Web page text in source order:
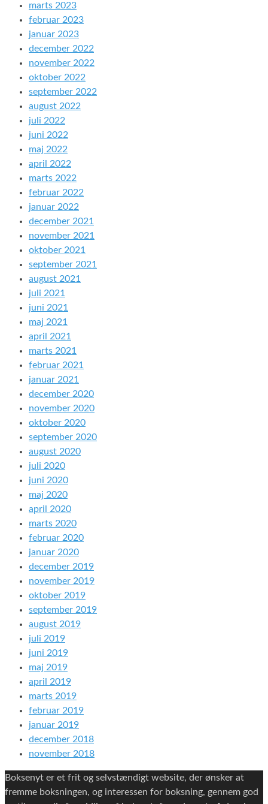
marts 2023
februar 2023
januar 2023
december 2022
november 2022
oktober 2022
september 2022
august 2022
juli 2022
juni 2022
maj 2022
april 2022
marts 2022
februar 2022
januar 2022
december 2021
november 2021
oktober 2021
september 2021
august 2021
juli 2021
juni 2021
maj 2021
april 2021
marts 2021
februar 2021
januar 2021
december 2020
november 2020
oktober 2020
september 2020
august 2020
juli 2020
juni 2020
maj 2020
april 2020
marts 2020
februar 2020
januar 2020
december 2019
november 2019
oktober 2019
september 2019
august 2019
juli 2019
juni 2019
maj 2019
april 2019
marts 2019
februar 2019
januar 2019
december 2018
november 2018
Boksenyt er et frit og selvstændigt website, der ønsker at
fremme boksningen, og interessen for boksning, gennem god